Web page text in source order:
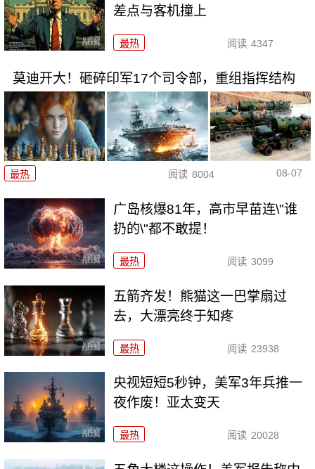
差点与客机撞上
最热 阅读 4347
莫迪开大！砸碎印军17个司令部，重组指挥结构
最热 阅读 8004 08-07
广岛核爆81年，高市早苗连\"谁
扔的\"都不敢提！
最热 阅读 3099
五箭齐发！熊猫这一巴掌扇过
去，大漂亮终于知疼
最热 阅读 23938
央视短短5秒钟，美军3年兵推一
夜作废！亚太变天
最热 阅读 20028